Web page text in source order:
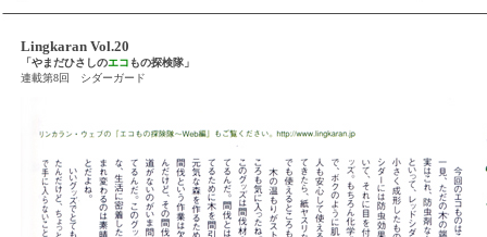
Lingkaran Vol.20
「やまだひさしのエコ もの探検隊」
連載第8回 シダーガード